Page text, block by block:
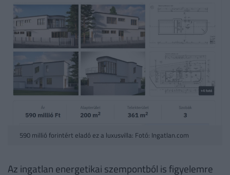
590 millió forintért eladó ez a luxusvilla: Fotó: Ingatlan.com
Az ingatlan energetikai szempontból is figyelemre